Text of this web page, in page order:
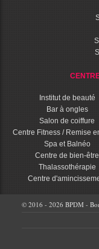
Institut de beauté
Bar à ongles
Salon de coiffure
Centre Fitness / Remise
Spa et Balnéo
Centre de bien-être
Thalassothérapie
Centre
© 2016 - 2026 BPDM -